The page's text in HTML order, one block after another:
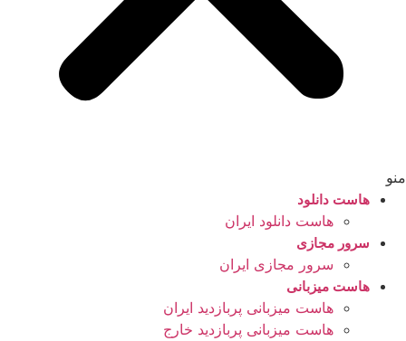
منو
هاست دانلود
هاست دانلود ایران
سرور مجازی
سرور مجازی ایران
هاست میزبانی
هاست میزبانی پربازدید ایران
هاست میزبانی پربازدید خارج